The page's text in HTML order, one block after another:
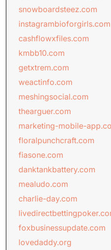
snowboardsteez.com
instagrambioforgirls.com
cashflowxfiles.com
kmbb10.com
getxtrem.com
weactinfo.com
meshingsocial.com
thearguer.com
marketing-mobile-
floralpunchcraft.com
fiasone.com
danktankbattery.com
mealudo.com
charlie-day.com
foxbusinessupdate.com
lovedaddy.org